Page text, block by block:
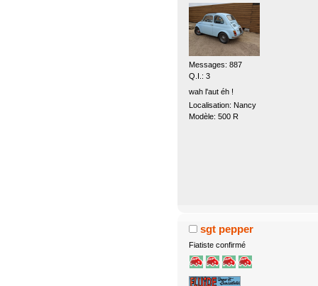
Messages: 887
Q.I.: 3
wah l'aut éh !
Localisation: Nancy
Modèle: 500 R
sgt pepper
Fiatiste confirmé